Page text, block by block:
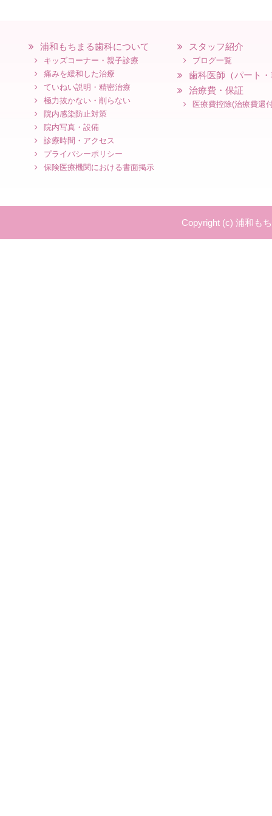
浦和もちまる歯科について
キッズコーナー・親子診療
痛みを緩和した治療
ていねい説明・精密治療
極力抜かない・削らない
院内感染防止対策
院内写真・設備
診療時間・アクセス
プライバシーポリシー
保険医療機関における書面掲示
スタッフ紹介
ブログ一覧
歯科医師（パート
治療費・保証
医療費控除(治療費還
Copyright (c) 浦和も